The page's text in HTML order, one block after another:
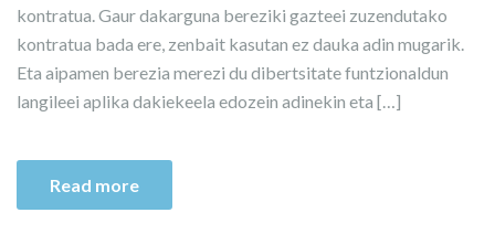
kontratua. Gaur dakarguna bereziki gazteei zuzendutako
kontratua bada ere, zenbait kasutan ez dauka adin mugarik.
Eta aipamen berezia merezi du dibertsitate funtzionaldun
langileei aplika dakiekeela edozein adinekin eta […]
Read more